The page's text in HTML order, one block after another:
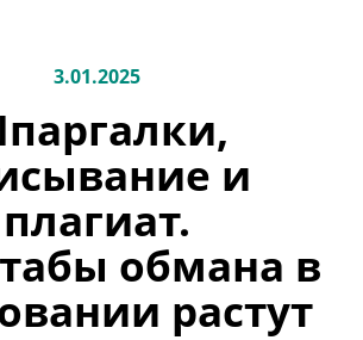
3.01.2025
и
плагиат.
обмана в
растут